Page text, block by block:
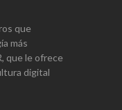
que
más
que le ofrece
digital